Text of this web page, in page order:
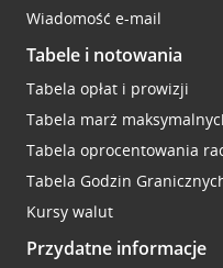
Wiadomość e-mail
Tabele i notowania
Tabela opłat i prowizji
Tabela marż
Tabela oprocentowania
Tabela Godzin
Kursy walut
Przydatne informacje